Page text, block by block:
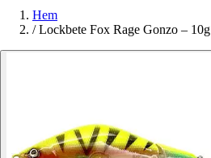
Hem
/ Lockbete Fox Rage Gonzo – 10g